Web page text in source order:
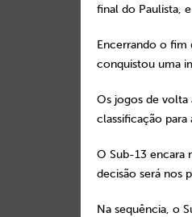
final do Paulista,
Encerrando o fim
conquistou uma
Os jogos de volta
classificação para
O Sub-13 encara
decisão será nos
Na sequência, o